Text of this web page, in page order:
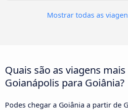
Mostrar todas as
Quais são as viagens
Goianápolis para Goiânia?
Podes chegar a Goiânia a partir de